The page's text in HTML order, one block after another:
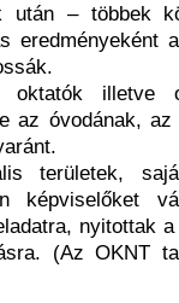
után – többek
eredményeként
oktatók illetve
az óvodának,
területek,
képviselőket
nyitottak
(Az OKNT